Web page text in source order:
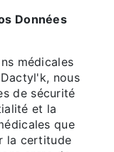
Données
médicales
nous
de sécurité
et la
que
la certitude